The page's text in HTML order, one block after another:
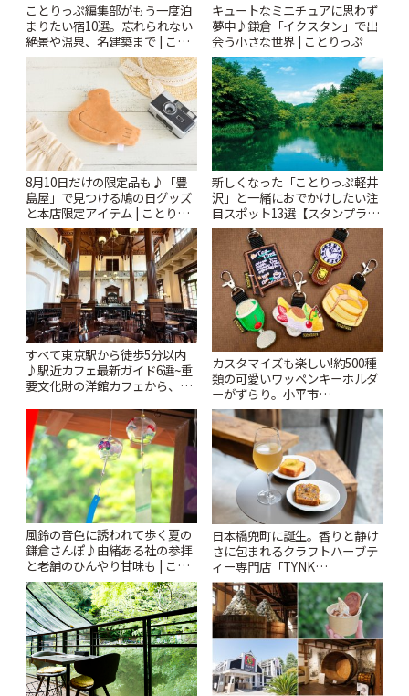
ことりっぷ編集部がもう一度泊
まりたい宿10選。忘れられない
絶景や温泉、名建築まで | こと
りっぷ
キュートなミニチュアに思わず
夢中♪鎌倉「イクスタン」で出
会う小さな世界 | ことりっぷ
8月10日だけの限定品も♪「豊
島屋」で見つける鳩の日グッズ
と本店限定アイテム | ことりっ
ぷ
新しくなった「ことりっぷ軽井
沢」と一緒におでかけしたい注
目スポット13選【スタンプラリ
ー開催中】 | ことりっぷ
すべて東京駅から徒歩5分以内
♪駅近カフェ最新ガイド6選~重
要文化財の洋館カフェから、改
りっぷ
カスタマイズも楽しい!約500種
類の可愛いワッペンキーホルダ
ーがずらり。小平市
「Kimamaya T&K」 | ことりっ
ぷ
風鈴の音色に誘われて歩く夏の
鎌倉さんぽ♪由緒ある社の参拝
と老舗のひんやり甘味も | こと
りっぷ
日本橋兜町に誕生。香りと静け
さに包まれるクラフトハーブテ
ィー専門店「TYNK
Kabutocho」 | ことりっぷ